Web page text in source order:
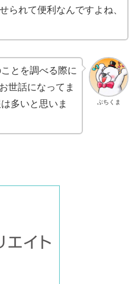
られて便利なんですよね、
ぶちくま
とを調べる際に
世話になってま
多いと思いま